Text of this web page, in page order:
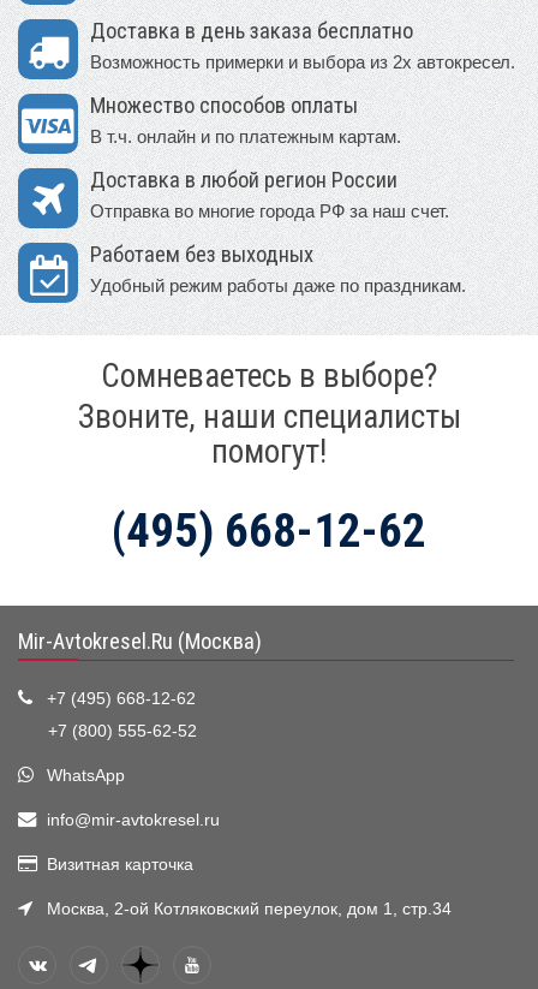
Доставка в день заказа бесплатно
Возможность примерки и выбора из 2х автокресел.
Множество способов оплаты
В т.ч. онлайн и по платежным картам.
Доставка в любой регион России
Отправка во многие города РФ за наш счет.
Работаем без выходных
Удобный режим работы даже по праздникам.
Сомневаетесь в выборе?
Звоните, наши специалисты
помогут!
(495) 668-12-62
Mir-Avtokresel.Ru (Москва)
+7 (495) 668-12-62
+7 (800) 555-62-52
WhatsApp
info@mir-avtokresel.ru
Визитная карточка
Москва, 2-ой Котляковский переулок, дом 1, стр.34